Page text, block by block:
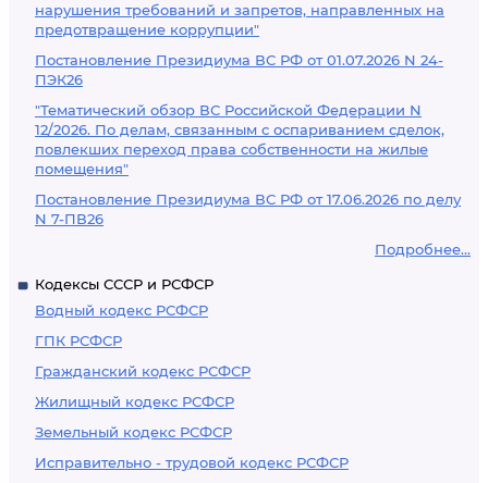
нарушения требований и запретов, направленных на
предотвращение коррупции"
Постановление Президиума ВС РФ от 01.07.2026 N 24-
ПЭК26
"Тематический обзор ВС Российской Федерации N
12/2026. По делам, связанным с оспариванием сделок,
повлекших переход права собственности на жилые
помещения"
Постановление Президиума ВС РФ от 17.06.2026 по делу
N 7-ПВ26
Подробнее...
Кодексы СССР и РСФСР
Водный кодекс РСФСР
ГПК РСФСР
Гражданский кодекс РСФСР
Жилищный кодекс РСФСР
Земельный кодекс РСФСР
Исправительно - трудовой кодекс РСФСР